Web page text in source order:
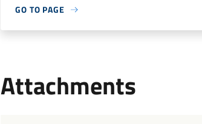
GO TO PAGE
Attachments